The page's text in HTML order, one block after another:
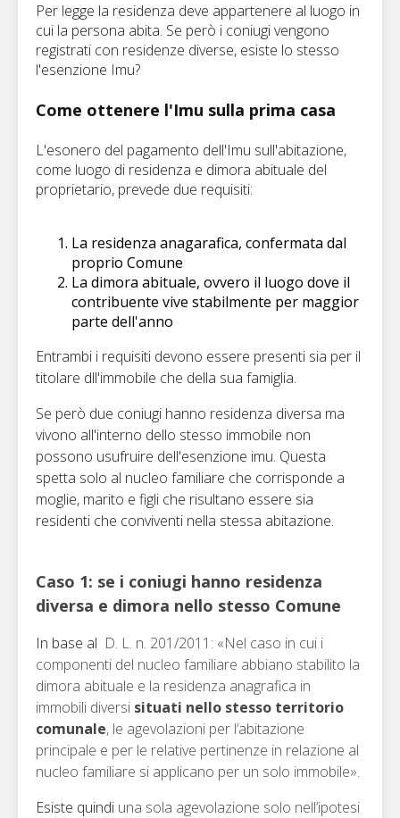
Per legge la residenza deve appartenere al luogo in
cui la persona abita. Se però i coniugi vengono
registrati con residenze diverse, esiste lo stesso
l'esenzione Imu?
Come ottenere l'Imu sulla prima casa
L'esonero del pagamento dell'Imu sull'abitazione,
come luogo di residenza e dimora abituale del
proprietario, prevede due requisiti:
La residenza anagarafica, confermata dal
proprio Comune
La dimora abituale, ovvero il luogo dove il
contribuente vive stabilmente per maggior
parte dell'anno
Entrambi i requisiti devono essere presenti sia per il
titolare dll'immobile che della sua famiglia.
Se però due coniugi hanno residenza diversa ma
vivono all'interno dello stesso immobile non
possono usufruire dell'esenzione imu. Questa
spetta solo al nucleo familiare che corrisponde a
moglie, marito e figli che risultano essere sia
residenti che conviventi nella stessa abitazione.
Caso 1: se i coniugi hanno residenza
diversa e dimora nello stesso Comune
In base al D. L. n. 201/2011: «Nel caso in cui i
componenti del nucleo familiare abbiano stabilito la
dimora abituale e la residenza anagrafica in
immobili diversi situati nello stesso territorio
comunale, le agevolazioni per l’abitazione
principale e per le relative pertinenze in relazione al
nucleo familiare si applicano per un solo immobile».
Esiste quindi una sola agevolazione solo nell’ipotesi